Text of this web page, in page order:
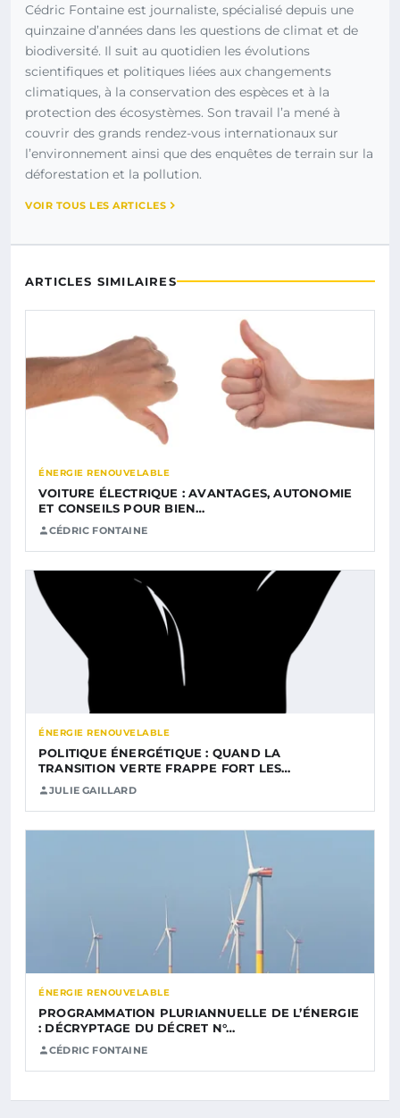
Cédric Fontaine est journaliste, spécialisé depuis une
quinzaine d’années dans les questions de climat et de
biodiversité. Il suit au quotidien les évolutions
scientifiques et politiques liées aux changements
climatiques, à la conservation des espèces et à la
protection des écosystèmes. Son travail l’a mené à
couvrir des grands rendez-vous internationaux sur
l’environnement ainsi que des enquêtes de terrain sur la
déforestation et la pollution.
VOIR TOUS LES ARTICLES
ARTICLES SIMILAIRES
ÉNERGIE RENOUVELABLE
VOITURE ÉLECTRIQUE : AVANTAGES, AUTONOMIE
ET CONSEILS POUR BIEN…
CÉDRIC FONTAINE
ÉNERGIE RENOUVELABLE
POLITIQUE ÉNERGÉTIQUE : QUAND LA
TRANSITION VERTE FRAPPE FORT LES…
JULIE GAILLARD
ÉNERGIE RENOUVELABLE
PROGRAMMATION PLURIANNUELLE DE L’ÉNERGIE
: DÉCRYPTAGE DU DÉCRET N°…
CÉDRIC FONTAINE